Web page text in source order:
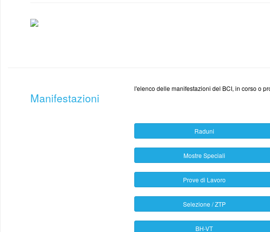
Manifestazioni
l'elenco delle manifestazioni del BCI, in corso o
Raduni
Mostre Speciali
Prove di Lavoro
Selezione / ZTP
BH-VT